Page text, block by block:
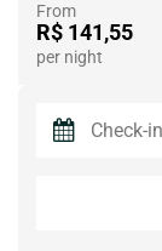
From
R$ 141,55
per night